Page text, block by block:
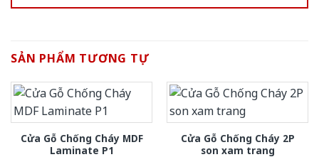
SẢN PHẨM TƯƠNG TỰ
Cửa Gỗ Chống Cháy MDF
Laminate P1
Cửa Gỗ Chống Cháy 2P
son xam trang